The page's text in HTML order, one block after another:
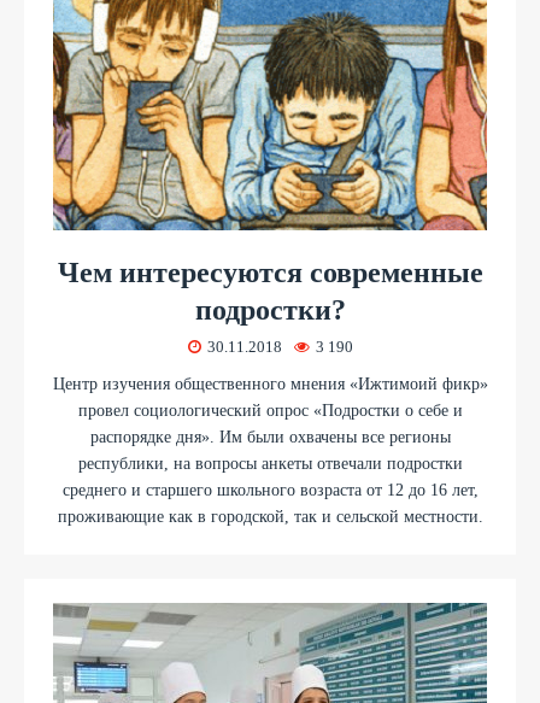
Чем интересуются современные
подростки?
30.11.2018 3 190
Центр изучения общественного мнения «Ижтимоий фикр»
провел социологический опрос «Подростки о себе и
распорядке дня». Им были охвачены все регионы
республики, на вопросы анкеты отвечали подростки
среднего и старшего школьного возраста от 12 до 16 лет,
проживающие как в городской, так и сельской местности.